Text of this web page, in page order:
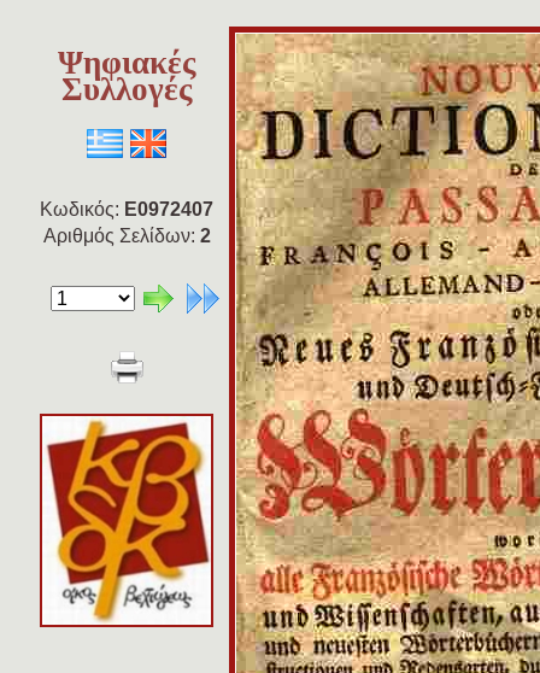
Ψηφιακές
Συλλογές
Κωδικός: E0972407
Αριθμός Σελίδων: 2